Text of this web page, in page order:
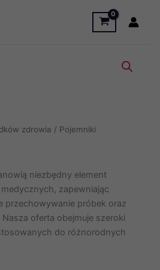
zdrowia / Pojemniki
niezbędny element
zapewniając
przechowywanie próbek oraz
oferta obejmuje szeroki
do różnorodnych